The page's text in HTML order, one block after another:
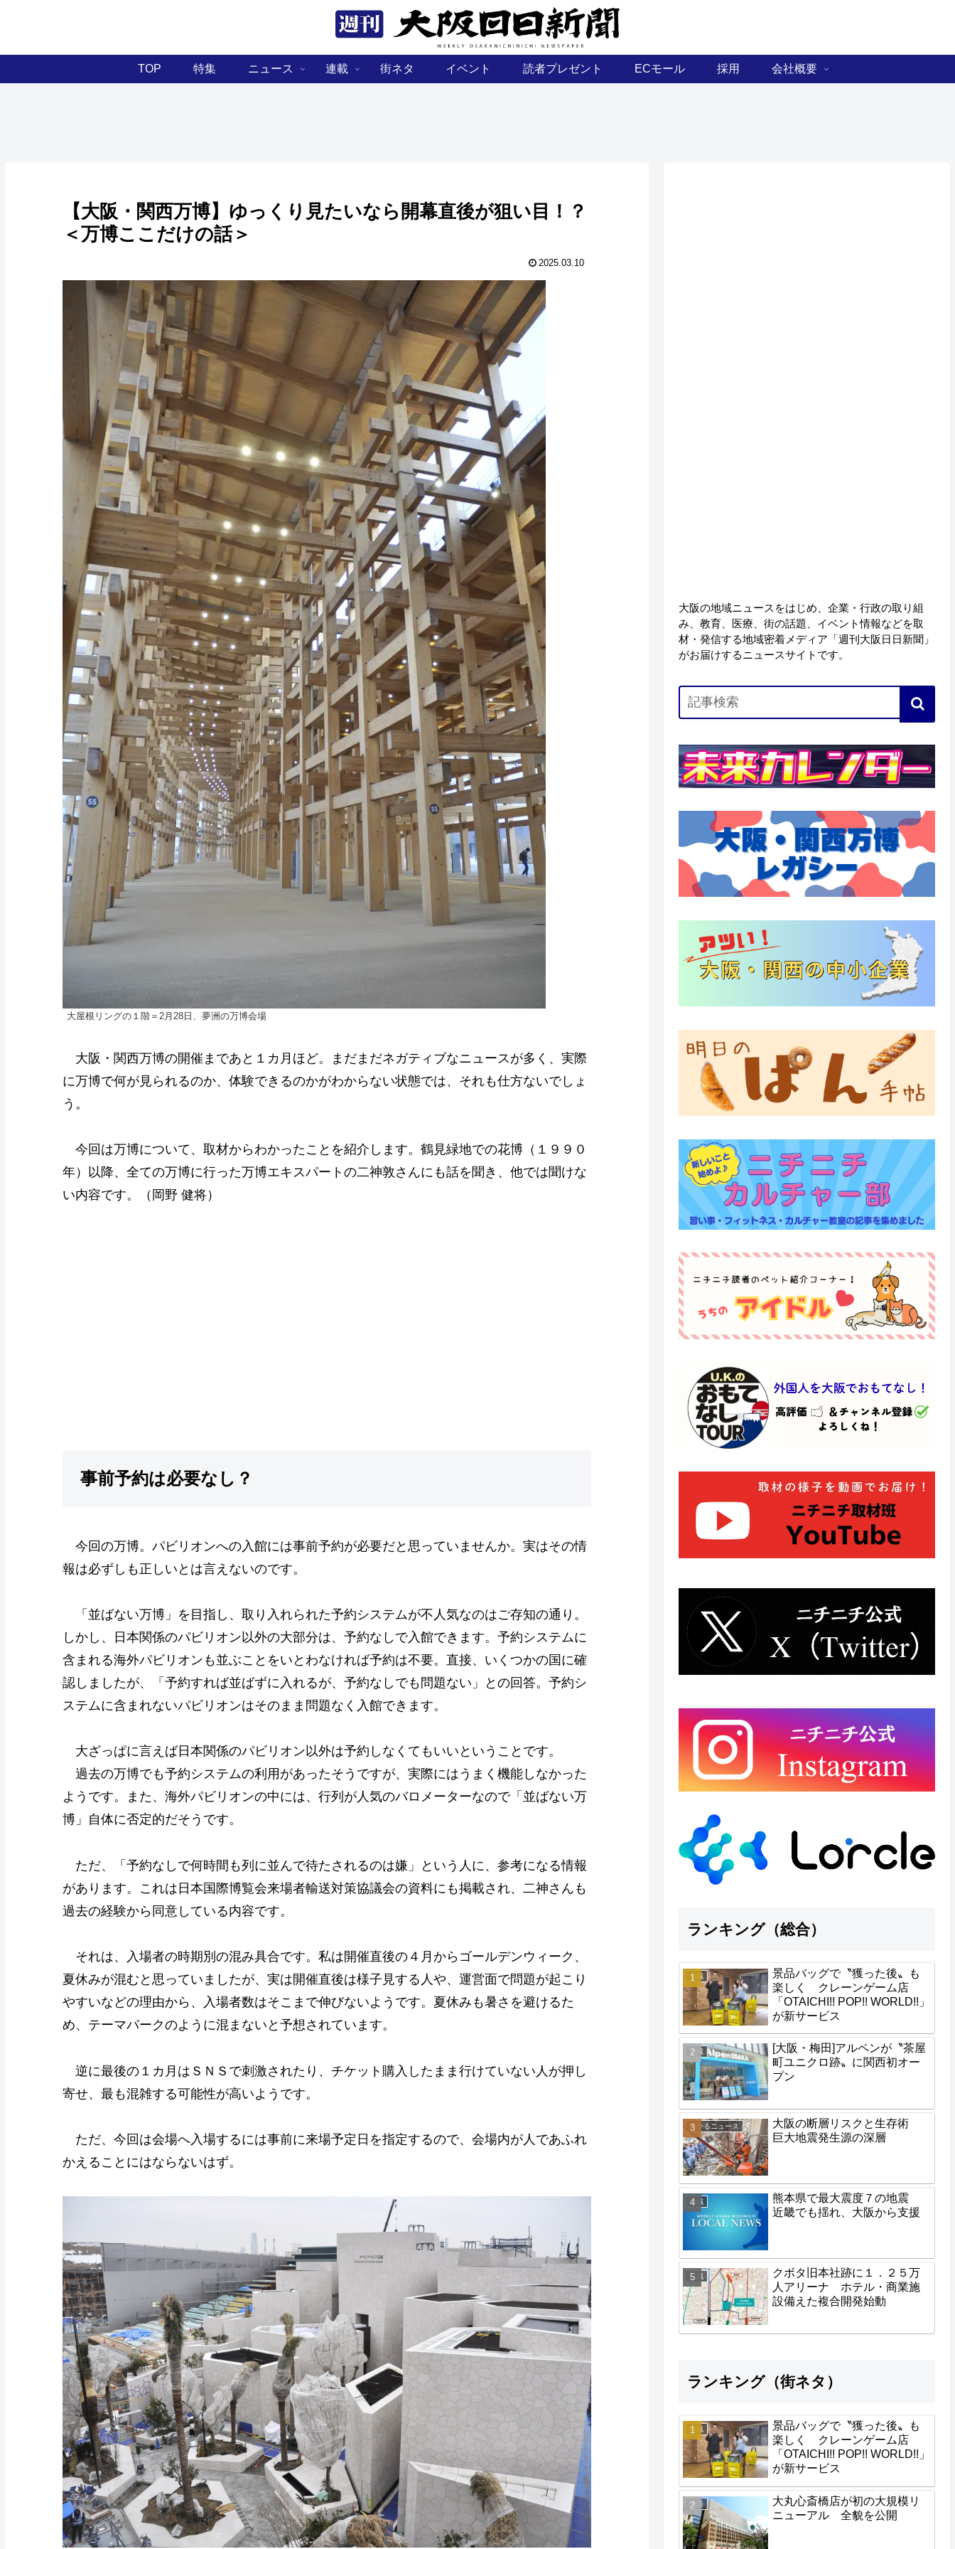
TOP 特集 ニュース 連載 街ネタ イベント 読者プレゼント ECモール 採用 会社概要
【大阪・関西万博】ゆっくり見たいなら開幕直後が狙い目！？
＜万博ここだけの話＞
2025.03.10
大屋根リングの１階＝2月28日、夢洲の万博会場
大阪・関西万博の開催まであと１カ月ほど。まだまだネガティブなニュースが多く、実際
に万博で何が見られるのか、体験できるのかがわからない状態では、それも仕方ないでしょ
う。
今回は万博について、取材からわかったことを紹介します。鶴見緑地での花博（１９９０
年）以降、全ての万博に行った万博エキスパートの二神敦さんにも話を聞き、他では聞けな
い内容です。（岡野 健将）
事前予約は必要なし？
今回の万博。パビリオンへの入館には事前予約が必要だと思っていませんか。実はその情
報は必ずしも正しいとは言えないのです。
「並ばない万博」を目指し、取り入れられた予約システムが不人気なのはご存知の通り。
しかし、日本関係のパビリオン以外の大部分は、予約なしで入館できます。予約システムに
含まれる海外パビリオンも並ぶことをいとわなければ予約は不要。直接、いくつかの国に確
認しましたが、「予約すれば並ばずに入れるが、予約なしでも問題ない」との回答。予約シ
ステムに含まれないパビリオンはそのまま問題なく入館できます。
大ざっぱに言えば日本関係のパビリオン以外は予約しなくてもいいということです。
過去の万博でも予約システムの利用があったそうですが、実際にはうまく機能しなかった
ようです。また、海外パビリオンの中には、行列が人気のバロメーターなので「並ばない万
博」自体に否定的だそうです。
ただ、「予約なしで何時間も列に並んで待たされるのは嫌」という人に、参考になる情報
があります。これは日本国際博覧会来場者輸送対策協議会の資料にも掲載され、二神さんも
過去の経験から同意している内容です。
それは、入場者の時期別の混み具合です。私は開催直後の４月からゴールデンウィーク、
夏休みが混むと思っていましたが、実は開催直後は様子見する人や、運営面で問題が起こり
やすいなどの理由から、入場者数はそこまで伸びないようです。夏休みも暑さを避けるた
め、テーマパークのように混まないと予想されています。
逆に最後の１カ月はＳＮＳで刺激されたり、チケット購入したまま行けていない人が押し
寄せ、最も混雑する可能性が高いようです。
ただ、今回は会場へ入場するには事前に来場予定日を指定するので、会場内が人であふれ
かえることにはならないはず。
大阪の地域ニュースをはじめ、企業・行政の取り組
み、教育、医療、街の話題、イベント情報などを取
材・発信する地域密着メディア「週刊大阪日日新聞」
がお届けするニュースサイトです。
ランキング（総合）
地域
景品バッグで〝獲った後〟も
楽しく クレーンゲーム店
「OTAICHI!! POP!! WORLD!!」
が新サービス
地域
[大阪・梅田]アルペンが〝茶屋
町ユニクロ跡〟に関西初オー
プン
わかるニュース
大阪の断層リスクと生存術
巨大地震発生源の深層
地域
熊本県で最大震度７の地震
近畿でも揺れ、大阪から支援
地域
クボタ旧本社跡に１．２５万
人アリーナ ホテル・商業施
設備えた複合開発始動
ランキング（街ネタ）
地域
景品バッグで〝獲った後〟も
楽しく クレーンゲーム店
「OTAICHI!! POP!! WORLD!!」
が新サービス
経済
大丸心斎橋店が初の大規模リ
ニューアル 全貌を公開